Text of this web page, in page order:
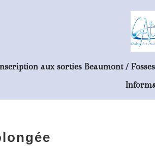
aux sorties Beaumont / Fosses